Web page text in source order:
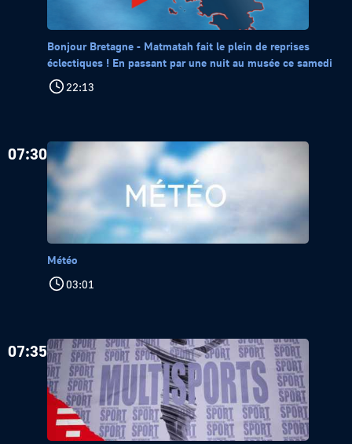
Bonjour Bretagne - Matmatah fait le plein de reprises
éclectiques ! En passant par une nuit au musée ce samedi
22:13
07:30
Météo
03:01
07:35